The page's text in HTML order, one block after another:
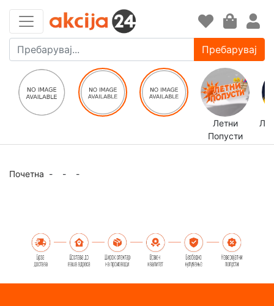
Пребарувај
Летни
Попусти
Почетна - - -